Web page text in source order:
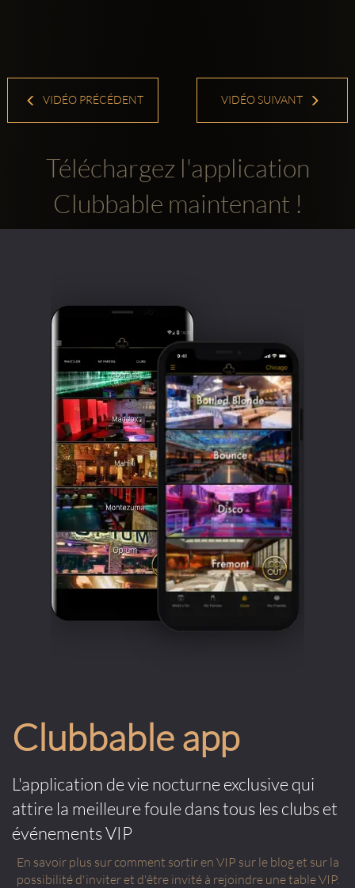
VIDÉO PRÉCÉDENT VIDÉO SUIVANT
Téléchargez l'application
Clubbable maintenant !
Clubbable app
L'application de vie nocturne exclusive qui
attire la meilleure foule dans tous les clubs et
événements VIP
En savoir plus sur comment sortir en VIP sur le blog et sur la
possibilité d'inviter et d'être invité à rejoindre une table VIP.